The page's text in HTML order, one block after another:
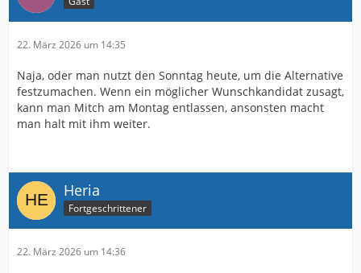
22. März 2026 um 14:35
Naja, oder man nutzt den Sonntag heute, um die Alternative
festzumachen. Wenn ein möglicher Wunschkandidat zusagt,
kann man Mitch am Montag entlassen, ansonsten macht
man halt mit ihm weiter.
Heria
Fortgeschrittener
22. März 2026 um 14:36